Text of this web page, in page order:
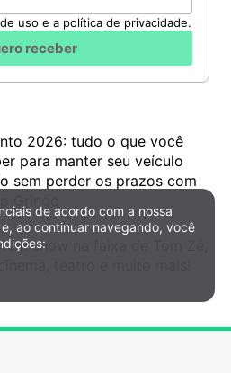
uso e a política de privacidade.
receber
2026: tudo o que você
para manter seu veículo
sem perder os prazos com
show na faixa de Tom Zé,
teatro e muito mais!
Cookiesde acordo com a nossa
e, ao continuar navegando, você